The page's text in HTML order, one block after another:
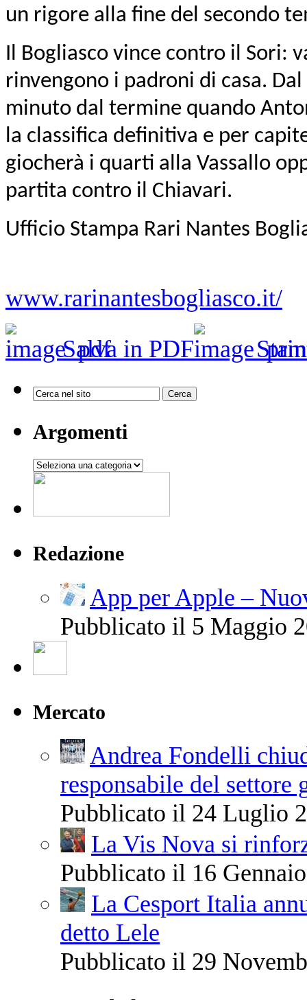
un rigore alla fine del secondo
Il Bogliasco vince contro il Sori:
rinvengono i padroni di casa.
minuto dal termine quando
la classifica definitiva e per
giocherà i quarti alla Vassallo
partita contro il Chiavari.
Ufficio Stampa Rari Nantes
www.rarinantesbogliasco.it/
Salva in PDF
Argomenti
Argomenti
Redazione
App per Apple –
Pubblicato il 5 Maggio
Mercato
Andrea Fondelli
responsabile del settore
Pubblicato il 24 Luglio
La Vis Nova si
Pubblicato il 16
La Cesport Italia
detto Lele
Pubblicato il 29